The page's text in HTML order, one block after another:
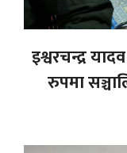
इश्वरचन्द्र
रुपमा